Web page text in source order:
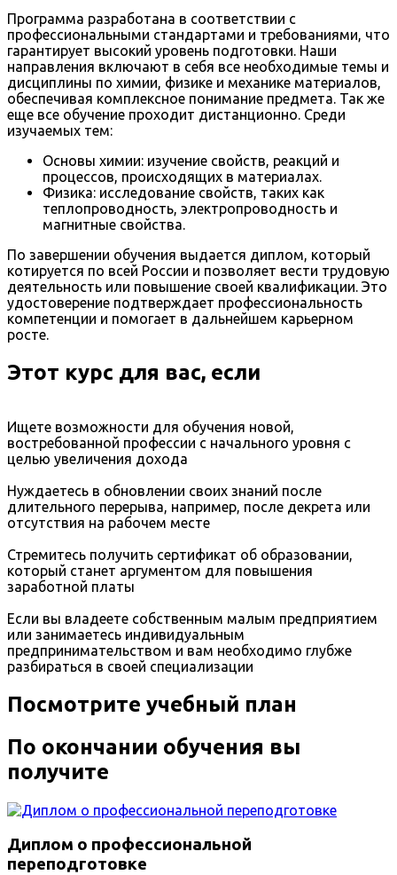
Программа разработана в соответствии с
профессиональными стандартами и требованиями, что
гарантирует высокий уровень подготовки. Наши
направления включают в себя все необходимые темы и
дисциплины по химии, физике и механике материалов,
обеспечивая комплексное понимание предмета. Так же
еще все обучение проходит дистанционно. Среди
изучаемых тем:
Основы химии: изучение свойств, реакций и
процессов, происходящих в материалах.
Физика: исследование свойств, таких как
теплопроводность, электропроводность и
магнитные свойства.
По завершении обучения выдается диплом, который
котируется по всей России и позволяет вести трудовую
деятельность или повышение своей квалификации. Это
удостоверение подтверждает профессиональность
компетенции и помогает в дальнейшем карьерном
росте.
Этот курс для вас, если
Ищете возможности для обучения новой,
востребованной профессии с начального уровня с
целью увеличения дохода
Нуждаетесь в обновлении своих знаний после
длительного перерыва, например, после декрета или
отсутствия на рабочем месте
Стремитесь получить сертификат об образовании,
который станет аргументом для повышения
заработной платы
Если вы владеете собственным малым предприятием
или занимаетесь индивидуальным
предпринимательством и вам необходимо глубже
разбираться в своей специализации
Посмотрите учебный план
По окончании обучения вы
получите
Диплом о профессиональной
переподготовке